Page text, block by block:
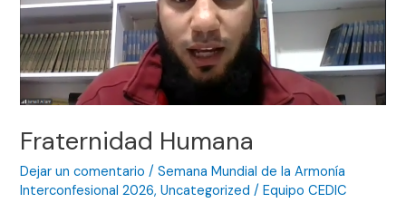
Fraternidad Humana
Dejar un comentario /Semana Mundial de la Armonía
Interconfesional 2026,Uncategorized /Equipo CEDIC